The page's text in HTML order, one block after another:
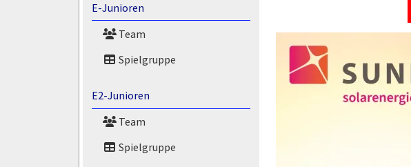
E-Junioren
Team
Spielgruppe
E2-Junioren
Team
Spielgruppe